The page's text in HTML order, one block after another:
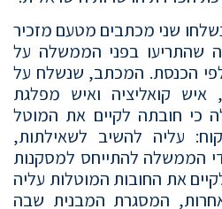
למשל, בשנת 2024 נשלחו שני מכתבים מטעם מזכיר
שהתריעו בפני הממשלה על
הכנסת. המכתב, שנשלח על
קואליציה ואיש מפלגת
כי חובתה לקיים את המוטל
עליה להשיב לשאילתות,
הממשלה להתייחס למסקנות
את החובות המוטלות עליה
המסגרת המבנית שבה